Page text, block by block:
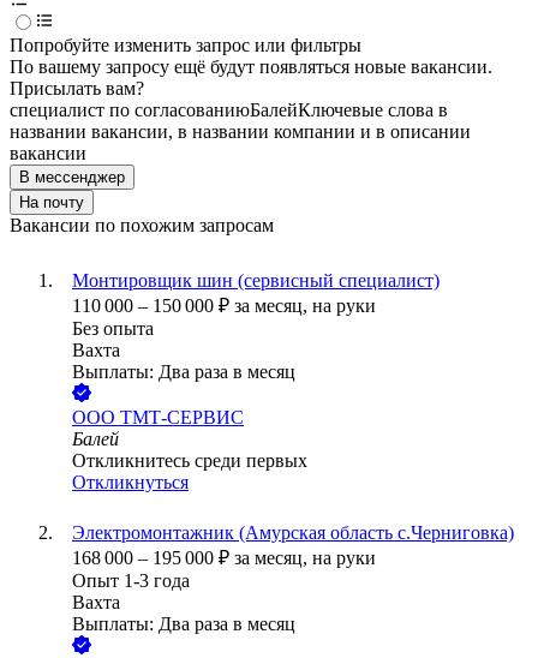
Попробуйте изменить запрос или фильтры
По вашему запросу ещё будут появляться новые вакансии.
Присылать вам?
специалист по согласованиюБалейКлючевые слова в
названии вакансии, в названии компании и в описании
вакансии
В мессенджер
На почту
Вакансии по похожим запросам
Монтировщик шин (сервисный специалист)
110 000 – 150 000 ₽ за месяц, на руки
Без опыта
Вахта
Выплаты: Два раза в месяц
ООО ТМТ-СЕРВИС
Балей
Откликнитесь среди первых
Откликнуться
Электромонтажник (Амурская область с.Черниговка)
168 000 – 195 000 ₽ за месяц, на руки
Опыт 1-3 года
Вахта
Выплаты: Два раза в месяц